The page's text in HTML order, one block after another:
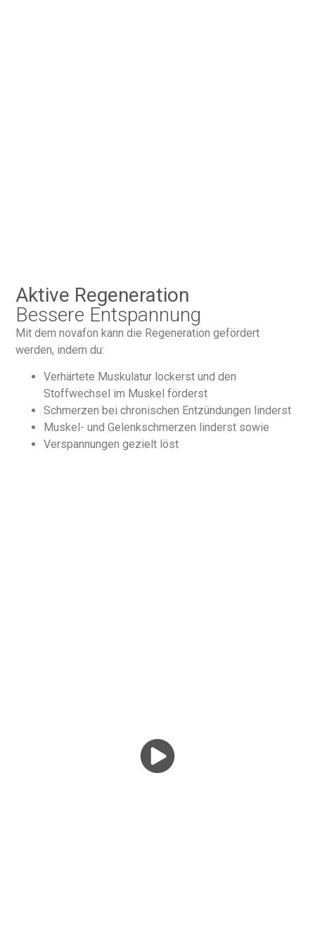
Aktive Regeneration
Bessere Entspannung
Mit dem novafon kann die Regeneration gefördert
werden, indem du:
Verhärtete Muskulatur lockerst und den
Stoffwechsel im Muskel förderst
Schmerzen bei chronischen Entzündungen linderst
Muskel- und Gelenkschmerzen linderst sowie
Verspannungen gezielt löst